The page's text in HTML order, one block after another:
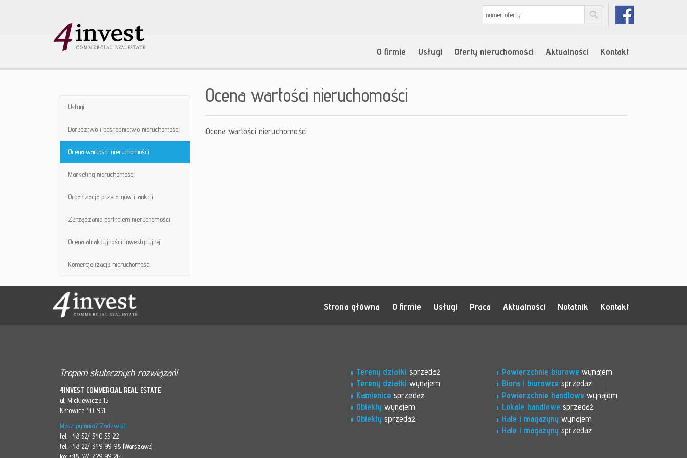
O firmie Usługi Oferty nieruchomości Aktualności Kontakt
Usługi
Doradztwo i pośrednictwo nieruchomości
Ocena wartości nieruchomości
Marketing nieruchomości
Organizacja przetargów i aukcji
Zarządzanie portfelem nieruchomości
Ocena atrakcyjności inwestycyjnej
Komercjalizacja nieruchomości
Ocena wartości nieruchomości
Ocena wartości nieruchomości
Strona główna O firmie Usługi Praca Aktualności Notatnik Kontakt
Tropem skutecznych rozwiązań!
4INVEST COMMERCIAL REAL ESTATE
ul. Mickiewicza 15
Katowice 40-951
Masz pytania? Zadzwoń!
tel. +48 32/ 340 33 22
tel. +48 22/ 349 99 98 (Warszawa)
Tereny działki sprzedaż
Tereny działki wynajem
Kamienice sprzedaż
Obiekty wynajem
Obiekty sprzedaż
Powierzchnie biurowe wynajem
Biura i biurowce sprzedaż
Powierzchnie handlowe wynajem
Lokale handlowe sprzedaż
Hale i magazyny wynajem
Hale i magazyny sprzedaż